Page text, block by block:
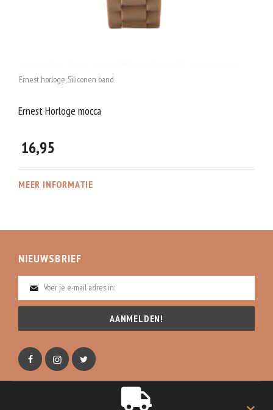
Ernest horloge,Siliconen band
Ernest Horloge mocca
16,95
MEER INFORMATIE
NIEUWSBRIEF
AANMELDEN!